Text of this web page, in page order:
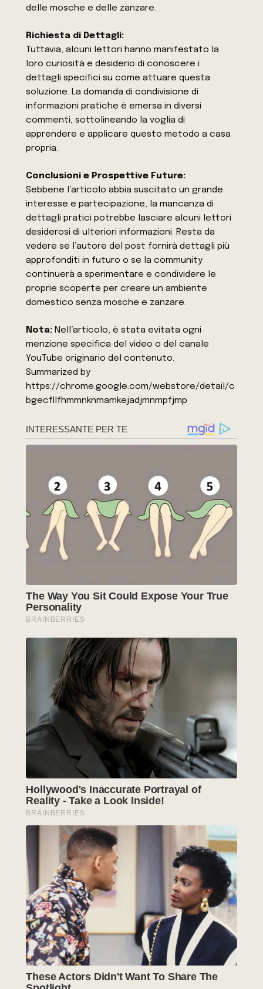
delle mosche e delle zanzare.
Richiesta di Dettagli:
Tuttavia, alcuni lettori hanno manifestato la
loro curiosità e desiderio di conoscere i
dettagli specifici su come attuare questa
soluzione. La domanda di condivisione di
informazioni pratiche è emersa in diversi
commenti, sottolineando la voglia di
apprendere e applicare questo metodo a casa
propria.
Conclusioni e Prospettive Future:
Sebbene l’articolo abbia suscitato un grande
interesse e partecipazione, la mancanza di
dettagli pratici potrebbe lasciare alcuni lettori
desiderosi di ulteriori informazioni. Resta da
vedere se l’autore del post fornirà dettagli più
approfonditi in futuro o se la community
continuerà a sperimentare e condividere le
proprie scoperte per creare un ambiente
domestico senza mosche e zanzare.
Nota: Nell’articolo, è stata evitata ogni
menzione specifica del video o del canale
YouTube originario del contenuto.
Summarized by
https://chrome.google.com/webstore/detail/c
bgecfllfhmmnknmamkejadjmnmpfjmp